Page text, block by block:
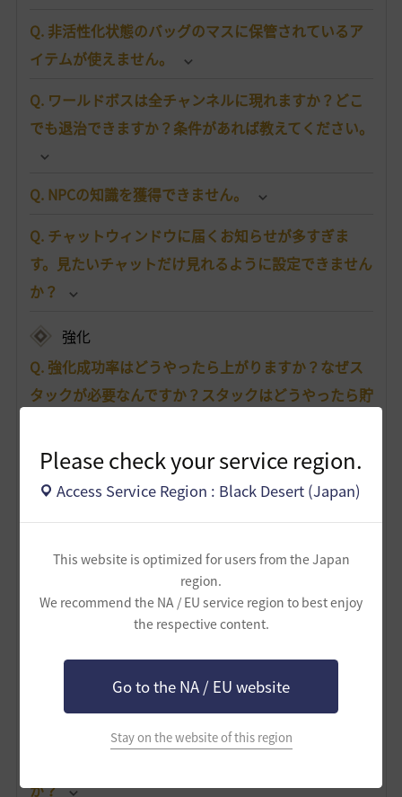
Please check your service region.
Access Service Region : Black Desert (Japan)
This website is optimized for users from the Japan
region.
We recommend the NA / EU service region to best enjoy
the respective content.
Go to the NA / EU website
Stay on the website of this region
Q. 非活性化状態のバッグのマスに保管されているア
イテムが使えません。
Q. ワールドボスは全チャンネルに現れますか？どこ
でも退治できますか？条件があれば教えてください。
Q. NPCの知識を獲得できません。
Q. チャットウィンドウに届くお知らせが多すぎま
す。見たいチャットだけ見れるように設定できません
か？
強化
Q. 強化成功率はどうやったら上がりますか？なぜス
タックが必要なんですか？スタックはどうやったら貯
Q. 「始まりのブラックストーン」が余ってしまいま
した。何か使い道はありませんか？もしくは売るこ
とはできますか？
Q. 強化や狩りをしていたら、装備の耐久度が0になっ
てしまいました。耐久度は、どこで修理/復旧できま
すか？また、装備ごとに必要な材料があれば知りた
か？